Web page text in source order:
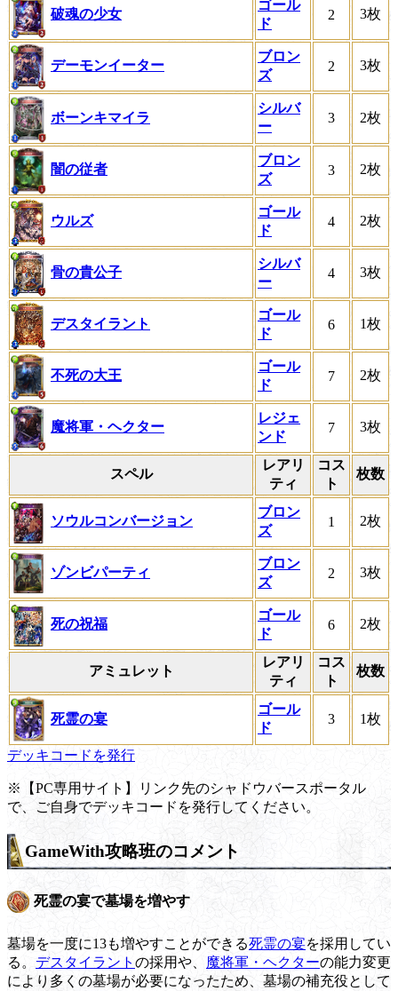
破魂の少女
ゴール
ド
2 3枚
デーモンイーター
ブロン
ズ
2 3枚
ボーンキマイラ
シルバ
ー
3 2枚
闇の従者
ブロン
ズ
3 2枚
ウルズ
ゴール
ド
4 2枚
骨の貴公子
シルバ
ー
4 3枚
デスタイラント
ゴール
ド
6 1枚
不死の大王
ゴール
ド
7 2枚
魔将軍・ヘクター
レジェ
ンド
7 3枚
スペル
レアリ
ティ
コス
ト
枚数
ソウルコンバージョン
ブロン
ズ
1 2枚
ゾンビパーティ
ブロン
ズ
2 3枚
死の祝福
ゴール
ド
6 2枚
アミュレット
レアリ
ティ
コス
ト
枚数
死霊の宴
ゴール
ド
3 1枚
デッキコードを発行
※【PC専用サイト】リンク先のシャドウバースポータル
で、ご自身でデッキコードを発行してください。
GameWith攻略班のコメント
死霊の宴で墓場を増やす
墓場を一度に13も増やすことができる死霊の宴を採用してい
る。 デスタイラント の採用や、 魔将軍・ヘクターの能力変更
により多くの墓場が必要になったため、墓場の補充役として